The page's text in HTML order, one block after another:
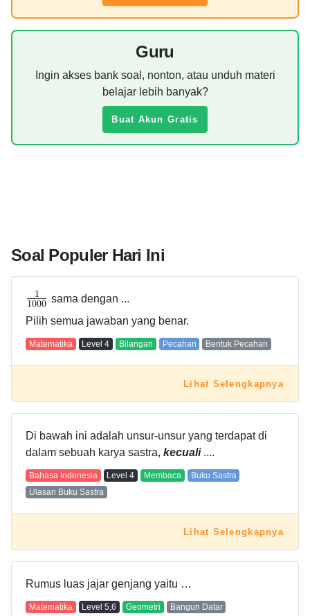
Guru
Ingin akses bank soal, nonton, atau unduh materi
belajar lebih banyak?
Buat Akun Gratis
Soal Populer Hari Ini
1000
1
sama dengan ...
Pilih semua jawaban yang benar.
Matematika Level 4 Bilangan Pecahan Bentuk Pecahan
Lihat Selengkapnya
Di bawah ini adalah unsur-unsur yang terdapat di
dalam sebuah karya sastra, kecuali....
Bahasa Indonesia Level 4 Membaca
Buku Sastra
Ulasan Buku Sastra
Lihat Selengkapnya
Rumus luas jajar genjang yaitu …
Matematika Level 5,6 Geometri Bangun Datar